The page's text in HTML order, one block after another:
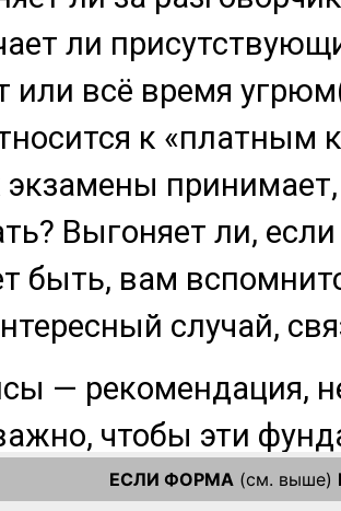
ЕСЛИ ФОРМА (см. выше)